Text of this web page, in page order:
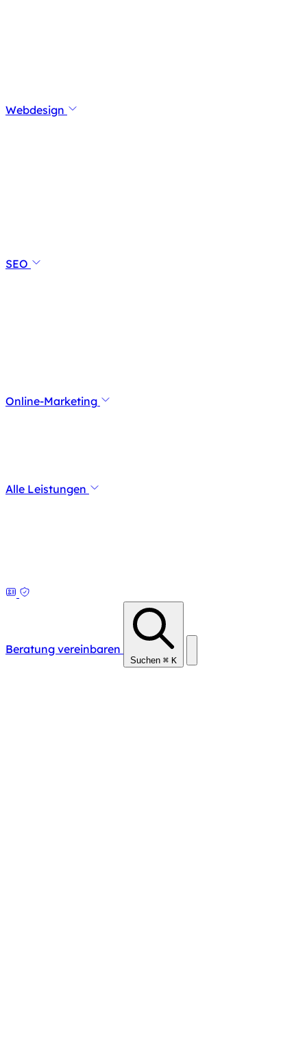
Webdesign
SEO
Online-Marketing
Alle Leistungen
Beratung vereinbaren
Suchen ⌘ K